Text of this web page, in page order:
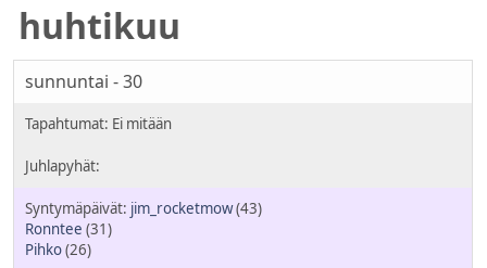
huhtikuu
sunnuntai - 30
jim_rocketmow(43)
Ronntee (31)
Pihko(26)